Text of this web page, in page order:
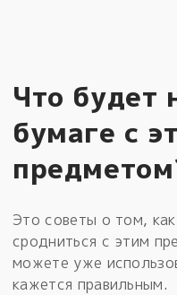
Что будет
бумаге с
Это советы о том,
сродниться с этим
можете уже
кажется правильным.